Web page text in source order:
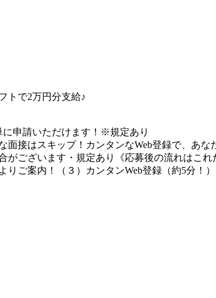
トで2万円分支給♪
申請いただけます！※規定あり
接はスキップ！カンタンなWeb登録で、あ
ございます・規定あり《応募後の流れはこれ
りご案内！（３）カンタンWeb登録（約5分